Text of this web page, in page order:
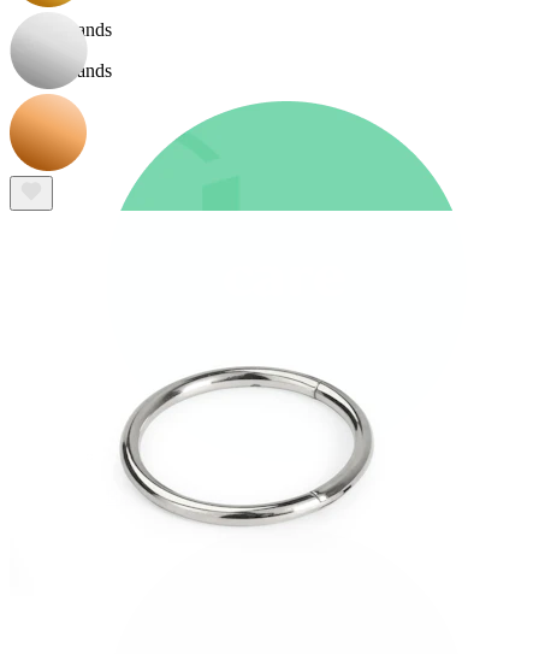
Brands
Brands
Bodymod Care